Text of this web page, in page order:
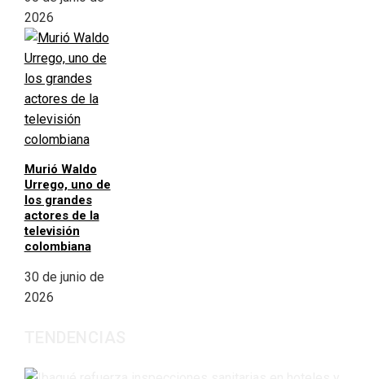
2026
Murió Waldo
Urrego, uno de
los grandes
actores de la
televisión
colombiana
30 de junio de
2026